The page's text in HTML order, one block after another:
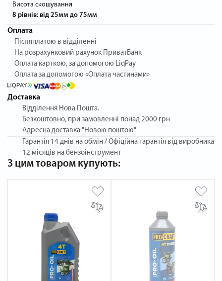
Висота скошування
8 рівнів: від 25мм до 75мм
Оплата
Післяплатою в відділенні
На розрахунковий рахунок ПриватБанк
Оплата карткою, за допомогою LiqPay
Оплата за допомогою «Оплата частинами»
Доставка
Відділення Нова Пошта.
Безкоштовно, при замовленні понад 2000 грн
Адресна доставка "Новою поштою"
Гарантія 14 днів на обмін / Офіційна гарантія від виробника
12 місяців на бензоінструмент
З цим товаром купують: